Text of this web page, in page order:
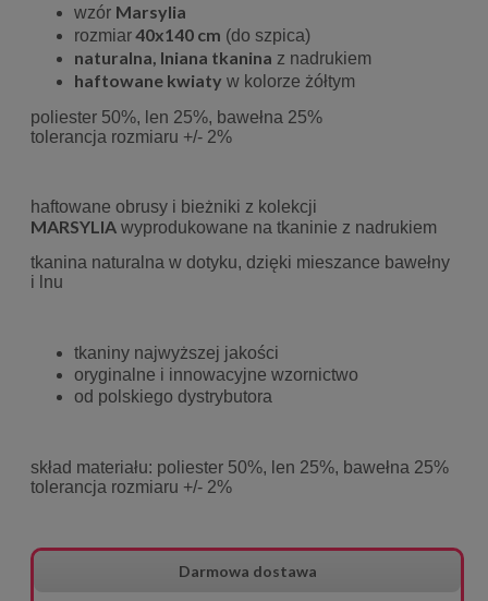
wzór Marsylia
rozmiar40x140 cm (do szpica)
naturalna, lniana tkanina z nadrukiem
haftowane kwiaty w kolorze żółtym
poliester 50%, len 25%, bawełna 25%
tolerancja rozmiaru +/- 2%
haftowane obrusy i bieżniki z kolekcji
MARSYLIA wyprodukowane na tkaninie z nadrukiem
tkanina naturalna w dotyku, dzięki mieszance bawełny
i lnu
tkaniny najwyższej jakości
oryginalne i innowacyjne wzornictwo
od polskiego dystrybutora
skład materiału: poliester 50%, len 25%, bawełna 25%
tolerancja rozmiaru +/- 2%
Darmowa dostawa